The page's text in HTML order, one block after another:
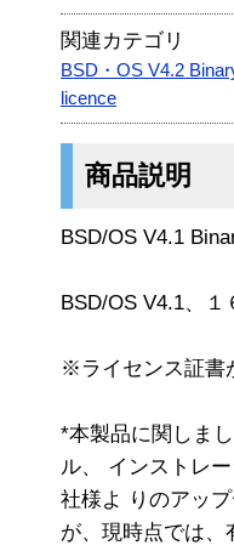
関連カテゴリ
BSD・OS V4.2
licence
商品説明
BSD/OS V4.1
BSD/OS V4.1、
※ライセンス証書
*本製品に関しま
ル、 インストレ
社様よ りのアッ
が、現時点では、